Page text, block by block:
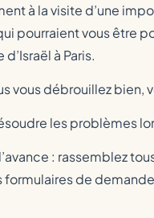
à la visite d’une
pourraient vous être
à Paris.
vous débrouillez bien,
les problèmes
: rassemblez
de